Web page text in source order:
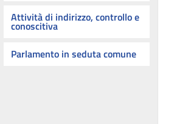
Attività di indirizzo, controllo e
conoscitiva
Parlamento in seduta comune